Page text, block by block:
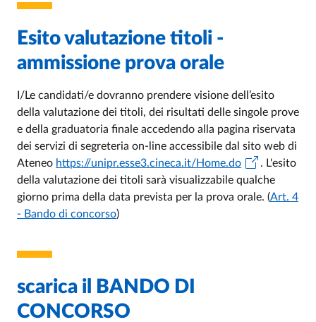
Esito valutazione titoli -
ammissione prova orale
I/Le candidati/e dovranno prendere visione dell’esito
della valutazione dei titoli, dei risultati delle singole prove
e della graduatoria finale accedendo alla pagina riservata
dei servizi di segreteria on-line accessibile dal sito web di
Ateneo https://unipr.esse3.cineca.it/Home.do
. L'esito
della valutazione dei titoli sarà visualizzabile qualche
giorno prima della data prevista per la prova orale. (Art. 4
- Bando di concorso)
scarica il BANDO DI
CONCORSO